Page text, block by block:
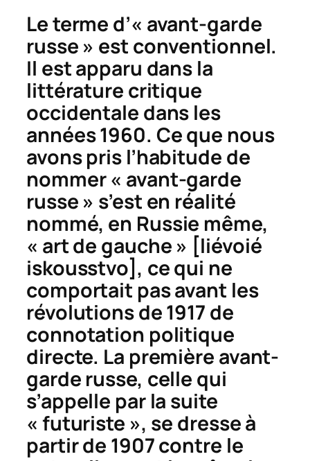
Le terme d’« avant-garde
russe » est conventionnel.
Il est apparu dans la
littérature critique
occidentale dans les
années 1960. Ce que nous
avons pris l’habitude de
nommer « avant-garde
russe » s’est en réalité
nommé, en Russie même,
« art de gauche » [liévoié
iskousstvo], ce qui ne
comportait pas avant les
révolutions de 1917 de
connotation politique
directe. La première avant-
garde russe, celle qui
s’appelle par la suite
« futuriste », se dresse à
partir de 1907 contre le